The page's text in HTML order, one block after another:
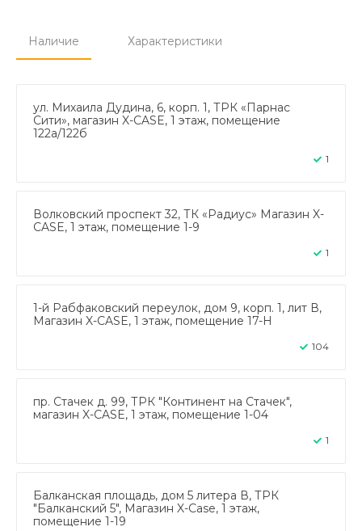
Наличие Характеристики
ул. Михаила Дудина, 6, корп. 1, ТРК «Парнас
Сити», магазин X-CASE, 1 этаж, помещение
122а/122б
1
Волковский проспект 32, ТК «Радиус» Магазин X-
CASE, 1 этаж, помещение 1-9
1
1-й Рабфаковский переулок, дом 9, корп. 1, лит В,
Магазин X-CASE, 1 этаж, помещение 17-Н
104
пр. Стачек д. 99, ТРК "Континент на Стачек",
магазин X-CASE, 1 этаж, помещение 1-04
1
Балканская площадь, дом 5 литера В, ТРК
"Балканский 5", Магазин X-Case, 1 этаж,
помещение 1-19